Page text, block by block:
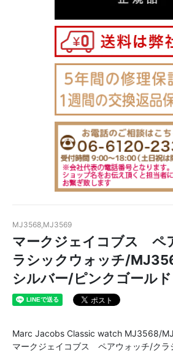
MJ3568,MJ3569
マークジェイコブス ペ
ラシックウォッチ/
シルバー/ピンクゴールド
Marc Jacobs Classic watch MJ3568/
マークジェイコブス ペアウォッチ/クラ